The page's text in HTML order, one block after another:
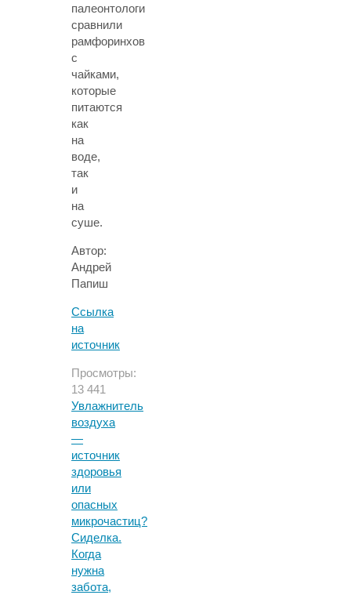
палеонтологи
сравнили
рамфоринхов
с
чайками,
которые
питаются
как
на
воде,
так
и
на
суше.
Автор:
Андрей
Папиш
Ссылка
на
источник
Просмотры:
13 441
Увлажнитель
воздуха
—
источник
здоровья
или
опасных
микрочастиц?
Сиделка.
Когда
нужна
забота,